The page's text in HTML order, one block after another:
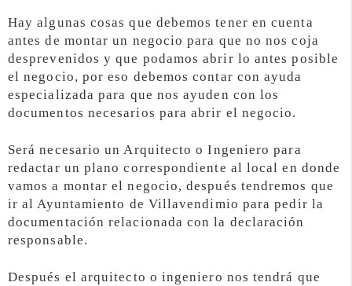
Hay algunas cosas que debemos tener en cuenta
antes de montar un negocio para que no nos coja
desprevenidos y que podamos abrir lo antes posible
el negocio, por eso debemos contar con ayuda
especializada para que nos ayuden con los
documentos necesarios para abrir el negocio.
Será necesario un Arquitecto o Ingeniero para
redactar un plano correspondiente al local en donde
vamos a montar el negocio, después tendremos que
ir al Ayuntamiento de Villavendimio para pedir la
documentación relacionada con la declaración
responsable.
Después el arquitecto o ingeniero nos tendrá que